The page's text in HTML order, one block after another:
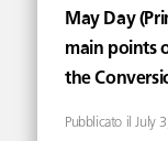
May Day
main points
the
July